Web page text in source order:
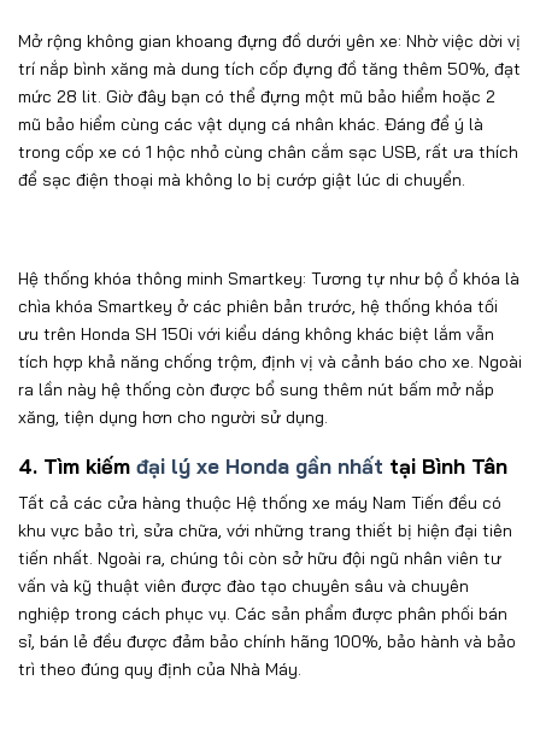
Mở rộng không gian khoang đựng đồ dưới yên xe: Nhờ việc dời vị
trí nắp bình xăng mà dung tích cốp đựng đồ tăng thêm 50%, đạt
mức 28 lit. Giờ đây bạn có thể đựng một mũ bảo hiểm hoặc 2
mũ bảo hiểm cùng các vật dụng cá nhân khác. Đáng để ý là
trong cốp xe có 1 hộc nhỏ cùng chân cắm sạc USB, rất ưa thích
để sạc điện thoại mà không lo bị cướp giật lúc di chuyển.
Hệ thống khóa thông minh Smartkey: Tương tự như bộ ổ khóa là
chìa khóa Smartkey ở các phiên bản trước, hệ thống khóa tối
ưu trên Honda SH 150i với kiểu dáng không khác biệt lắm vẫn
tích hợp khả năng chống trộm, định vị và cảnh báo cho xe. Ngoài
ra lần này hệ thống còn được bổ sung thêm nút bấm mở nắp
xăng, tiện dụng hơn cho người sử dụng.
4. Tìm kiếm đại lý xe Honda gần nhất tại Bình Tân
Tất cả các cửa hàng thuộc Hệ thống xe máy Nam Tiến đều có
khu vực bảo trì, sửa chữa, với những trang thiết bị hiện đại tiên
tiến nhất. Ngoài ra, chúng tôi còn sở hữu đội ngũ nhân viên tư
vấn và kỹ thuật viên được đào tạo chuyên sâu và chuyên
nghiệp trong cách phục vụ. Các sản phẩm được phân phối bán
sỉ, bán lẻ đều được đảm bảo chính hãng 100%, bảo hành và bảo
trì theo đúng quy định của Nhà Máy.